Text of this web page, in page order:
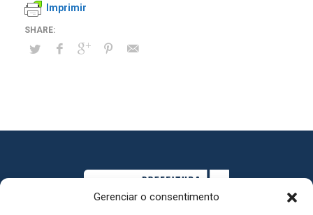
Gerenciar o consentimento
Imprimir